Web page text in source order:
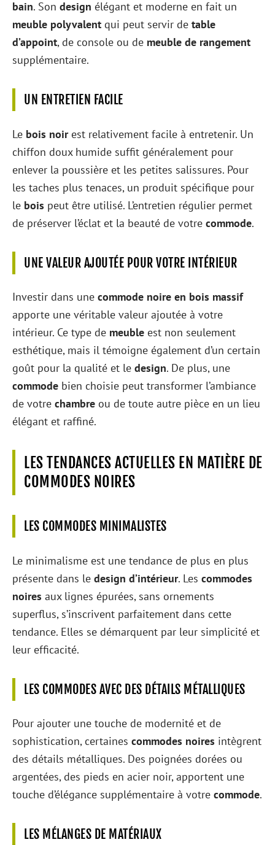
bain. Son design élégant et moderne en fait un
meuble polyvalent qui peut servir de table
d’appoint, de console ou de meuble de rangement
supplémentaire.
UN ENTRETIEN FACILE
Le bois noirest relativement facile à entretenir. Un
chiffon doux humide suffit généralement pour
enlever la poussière et les petites salissures. Pour
les taches plus tenaces, un produit spécifique pour
le bois peut être utilisé. L’entretien régulier permet
de préserver l’éclat et la beauté de votre commode.
UNE VALEUR AJOUTÉE POUR VOTRE INTÉRIEUR
Investir dans une commode noire en bois massif
apporte une véritable valeur ajoutée à votre
intérieur. Ce type de meuble est non seulement
esthétique, mais il témoigne également d’un certain
goût pour la qualité et le design. De plus, une
commode bien choisie peut transformer l’ambiance
de votre chambre ou de toute autre pièce en un lieu
élégant et raffiné.
LES TENDANCES ACTUELLES EN MATIÈRE DE
COMMODES NOIRES
LES COMMODES MINIMALISTES
Le minimalisme est une tendance de plus en plus
présente dans le design d’intérieur. Les commodes
noires aux lignes épurées, sans ornements
superflus, s’inscrivent parfaitement dans cette
tendance. Elles se démarquent par leur simplicité et
leur efficacité.
LES COMMODES AVEC DES DÉTAILS MÉTALLIQUES
Pour ajouter une touche de modernité et de
sophistication, certaines commodes noires intègrent
des détails métalliques. Des poignées dorées ou
argentées, des pieds en acier noir, apportent une
touche d’élégance supplémentaire à votre commode.
LES MÉLANGES DE MATÉRIAUX